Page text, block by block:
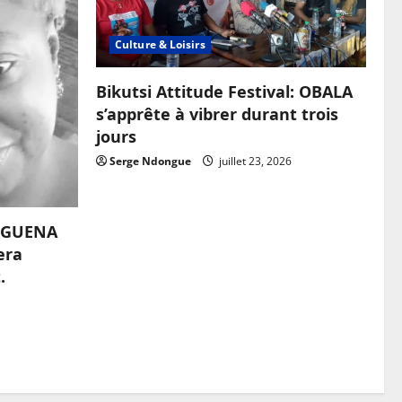
Culture & Loisirs
Bikutsi Attitude Festival: OBALA
s’apprête à vibrer durant trois
jours
Serge Ndongue juillet 23, 2026